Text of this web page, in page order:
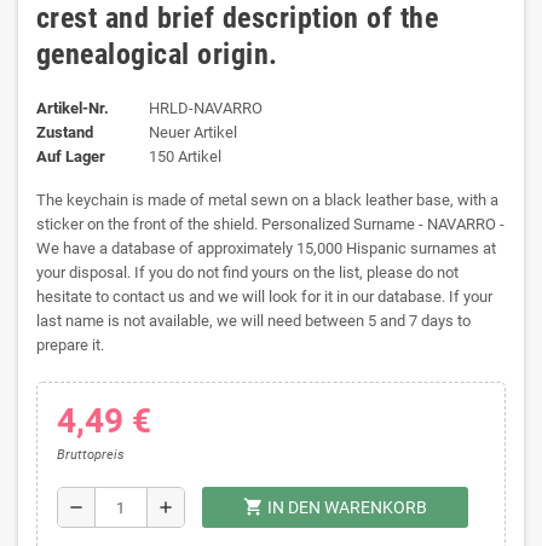
crest and brief description of the
genealogical origin.
Artikel-Nr.
HRLD-NAVARRO
Zustand
Neuer Artikel
Auf Lager
150 Artikel
The keychain is made of metal sewn on a black leather base, with a
sticker on the front of the shield. Personalized Surname - NAVARRO -
We have a database of approximately 15,000 Hispanic surnames at
your disposal. If you do not find yours on the list, please do not
hesitate to contact us and we will look for it in our database. If your
last name is not available, we will need between 5 and 7 days to
prepare it.
4,49 €
Bruttopreis
remove add shopping_cart IN DEN WARENKORB